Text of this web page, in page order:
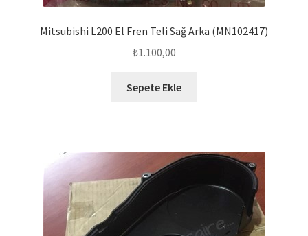
Mitsubishi L200 El Fren Teli Sağ Arka (MN102417)
₺1.100,00
Sepete Ekle